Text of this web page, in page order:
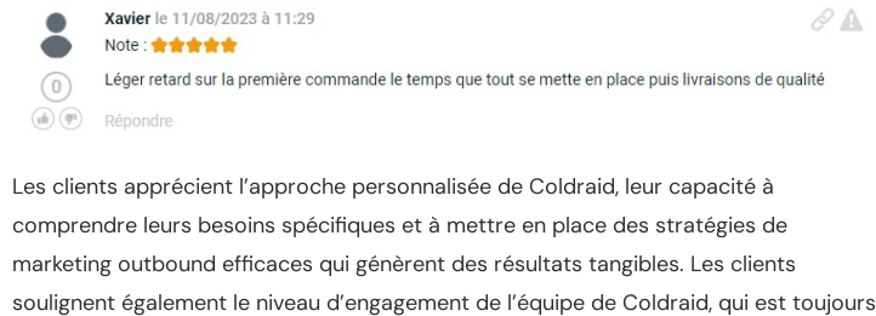
Les clients apprécient l’approche personnalisée de Coldraid, leur capacité à
comprendre leurs besoins spécifiques et à mettre en place des stratégies de
marketing outbound efficaces qui génèrent des résultats tangibles. Les clients
soulignent également le niveau d’engagement de l’équipe de Coldraid, qui est toujours